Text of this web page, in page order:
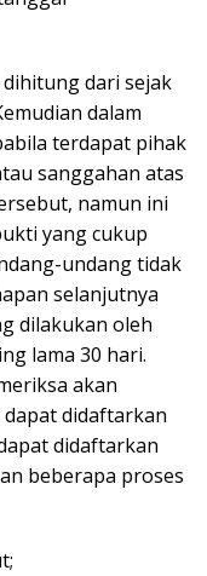
dari sejak
dalam
terdapat pihak
sanggahan atas
namun ini
yang cukup
undang tidak
selanjutnya
dilakukan oleh
lama 30 hari.
akan
didaftarkan
didaftarkan
beberapa proses